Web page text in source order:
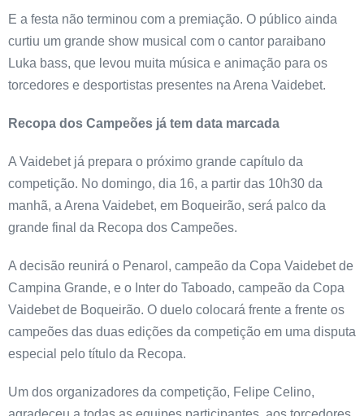
E a festa não terminou com a premiação. O público ainda
curtiu um grande show musical com o cantor paraibano
Luka bass, que levou muita música e animação para os
torcedores e desportistas presentes na Arena Vaidebet.
Recopa dos Campeões já tem data marcada
A Vaidebet já prepara o próximo grande capítulo da
competição. No domingo, dia 16, a partir das 10h30 da
manhã, a Arena Vaidebet, em Boqueirão, será palco da
grande final da Recopa dos Campeões.
A decisão reunirá o Penarol, campeão da Copa Vaidebet de
Campina Grande, e o Inter do Taboado, campeão da Copa
Vaidebet de Boqueirão. O duelo colocará frente a frente os
campeões das duas edições da competição em uma disputa
especial pelo título da Recopa.
Um dos organizadores da competição, Felipe Celino,